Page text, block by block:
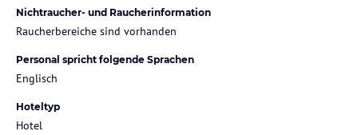
Nichtraucher- und Raucherinformation
Raucherbereiche sind vorhanden
Personal spricht folgende Sprachen
Englisch
Hoteltyp
Hotel